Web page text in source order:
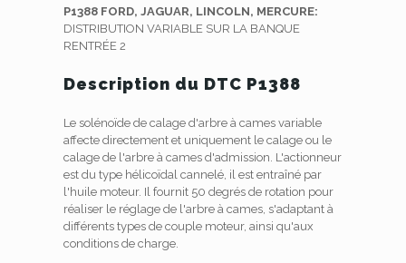
P1388 FORD, JAGUAR, LINCOLN, MERCURE:
DISTRIBUTION VARIABLE SUR LA BANQUE
RENTRÉE 2
Description du DTC P1388
Le solénoïde de calage d'arbre à cames variable
affecte directement et uniquement le calage ou le
calage de l'arbre à cames d'admission. L'actionneur
est du type hélicoïdal cannelé, il est entraîné par
l'huile moteur. Il fournit 50 degrés de rotation pour
réaliser le réglage de l'arbre à cames, s'adaptant à
différents types de couple moteur, ainsi qu'aux
conditions de charge.